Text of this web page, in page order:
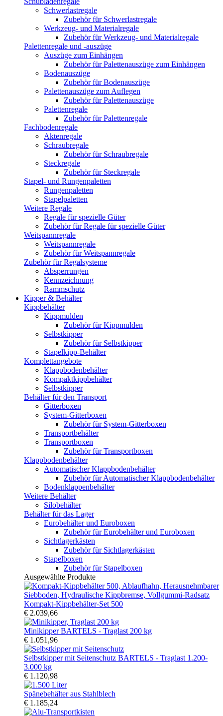
Schwerlastregale
Zubehör für Schwerlastregale
Werkzeug- und Materialregale
Zubehör für Werkzeug- und Materialregale
Palettenregale und -auszüge
Auszüge zum Einhängen
Zubehör für Palettenauszüge zum Einhängen
Bodenauszüge
Zubehör für Bodenauszüge
Palettenauszüge zum Auflegen
Zubehör für Palettenauszüge
Palettenregale
Zubehör für Palettenregale
Fachbodenregale
Aktenregale
Schraubregale
Zubehör für Schraubregale
Steckregale
Zubehör für Steckregale
Stapel- und Rungenpaletten
Rungenpaletten
Stapelpaletten
Weitere Regale
Regale für spezielle Güter
Zubehör für Regale für spezielle Güter
Weitspannregale
Weitspannregale
Zubehör für Weitspannregale
Zubehör für Regalsysteme
Absperrungen
Kennzeichnung
Rammschutz
Kipper & Behälter
Kippbehälter
Kippmulden
Zubehör für Kippmulden
Selbstkipper
Zubehör für Selbstkipper
Stapelkipp-Behälter
Komplettangebote
Klappbodenbehälter
Kompaktkippbehälter
Selbstkipper
Behälter für den Transport
Gitterboxen
System-Gitterboxen
Zubehör für System-Gitterboxen
Transportbehälter
Transportboxen
Zubehör für Transportboxen
Klappbodenbehälter
Automatischer Klappbodenbehälter
Zubehör für Automatischer Klappbodenbehälter
Bodenklappenbehälter
Weitere Behälter
Silobehälter
Behälter für das Lager
Eurobehälter und Euroboxen
Zubehör für Eurobehälter und Euroboxen
Sichtlagerkästen
Zubehör für Sichtlagerkästen
Stapelboxen
Zubehör für Stapelboxen
Ausgewählte Produkte
Kompakt-Kippbehälter-Set 500
€ 2.039,66
Minikipper BARTELS - Traglast 200 kg
€ 1.051,96
Selbstkipper mit Seitenschutz BARTELS - Traglast 1.200-
3.000 kg
€ 1.120,98
Spänebehälter aus Stahlblech
€ 1.185,24